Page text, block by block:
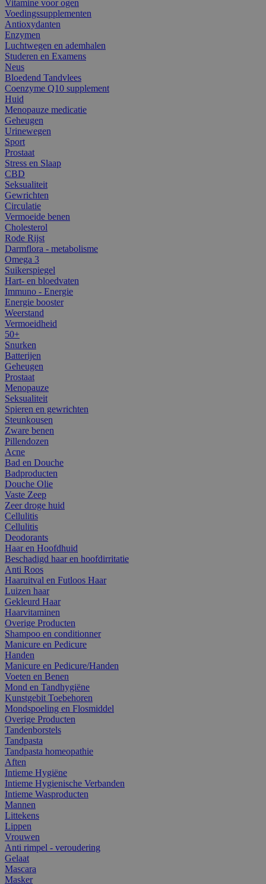
Vitamine voor ogen
Voedingssupplementen
Antioxydanten
Enzymen
Luchtwegen en ademhalen
Studeren en Examens
Neus
Bloedend Tandvlees
Coenzyme Q10 supplement
Huid
Menopauze medicatie
Geheugen
Urinewegen
Sport
Prostaat
Stress en Slaap
CBD
Seksualiteit
Gewrichten
Circulatie
Vermoeide benen
Cholesterol
Rode Rijst
Darmflora - metabolisme
Omega 3
Suikerspiegel
Hart- en bloedvaten
Immuno - Energie
Energie booster
Weerstand
Vermoeidheid
50+
Snurken
Batterijen
Geheugen
Prostaat
Menopauze
Seksualiteit
Spieren en gewrichten
Steunkousen
Zware benen
Pillendozen
Acne
Bad en Douche
Badproducten
Douche Olie
Vaste Zeep
Zeer droge huid
Cellulitis
Cellulitis
Deodorants
Haar en Hoofdhuid
Beschadigd haar en hoofdirritatie
Anti Roos
Haaruitval en Futloos Haar
Luizen haar
Gekleurd Haar
Haarvitaminen
Overige Producten
Shampoo en conditionner
Manicure en Pedicure
Handen
Manicure en Pedicure/Handen
Voeten en Benen
Mond en Tandhygiëne
Kunstgebit Toebehoren
Mondspoeling en Flosmiddel
Overige Producten
Tandenborstels
Tandpasta
Tandpasta homeopathie
Aften
Intieme Hygiëne
Intieme Hygienische Verbanden
Intieme Wasproducten
Mannen
Littekens
Lippen
Vrouwen
Anti rimpel - veroudering
Gelaat
Mascara
Masker